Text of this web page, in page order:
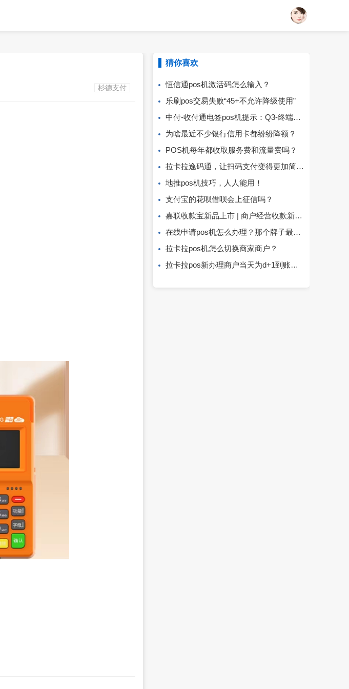
杉德支付
猜你喜欢
恒信通pos机激活码怎么输入？
乐刷pos交易失败“45+不允许降级使用”
中付-收付通电签pos机提示：Q3-终端商户不匹配
为啥最近不少银行信用卡都纷纷降额？
POS机每年都收取服务费和流量费吗？
拉卡拉逸码通，让扫码支付变得更加简单！
地推pos机技巧，人人能用！
支付宝的花呗借呗会上征信吗？
嘉联收款宝新品上市 | 商户经营收款新利器！
在线申请pos机怎么办理？那个牌子最正规？
拉卡拉pos机怎么切换商家商户？
拉卡拉pos新办理商户当天为d+1到账，第二天恢复正常